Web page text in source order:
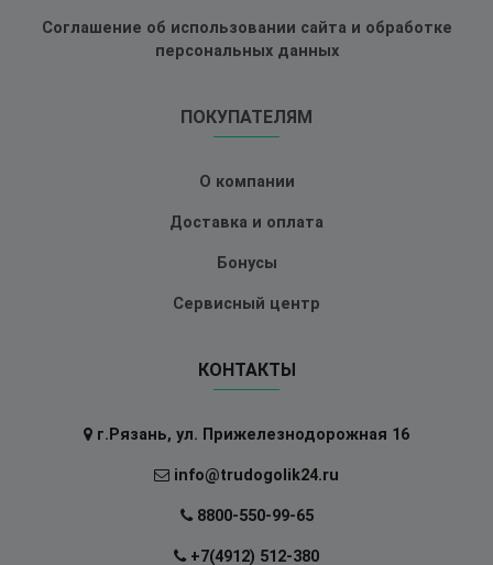
Соглашение об использовании сайта и обработке
персональных данных
ПОКУПАТЕЛЯМ
О компании
Доставка и оплата
Бонусы
Сервисный центр
КОНТАКТЫ
г.Рязань, ул. Прижелезнодорожная 16
info@trudogolik24.ru
8800-550-99-65
+7(4912) 512-380